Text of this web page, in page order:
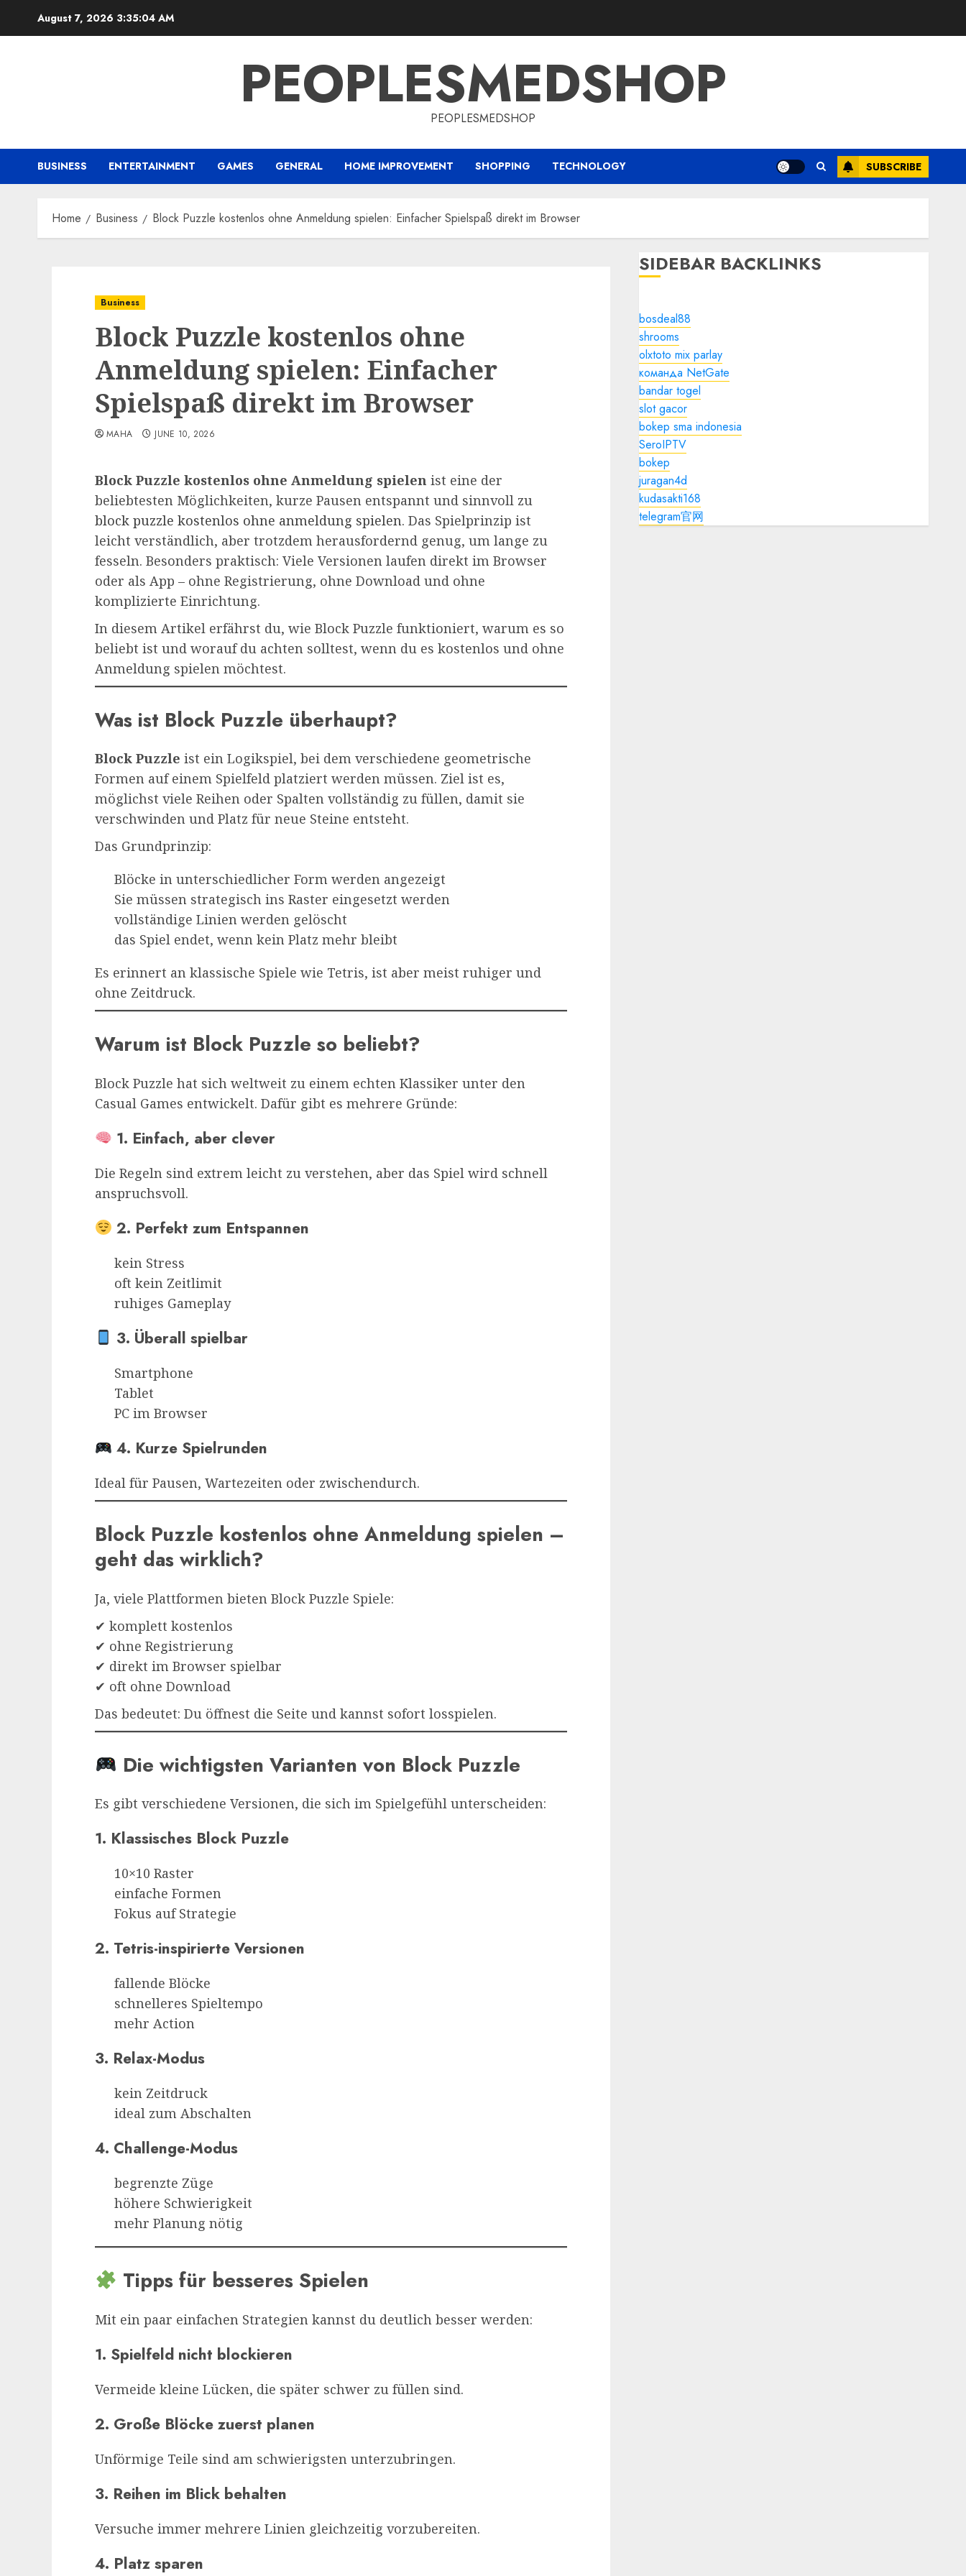
August 7, 2026 3:35:04 AM
PEOPLESMEDSHOP
PEOPLESMEDSHOP
BUSINESS ENTERTAINMENT GAMES GENERAL HOME IMPROVEMENT SHOPPING TECHNOLOGY SUBSCRIBE
Home Business Block Puzzle kostenlos ohne Anmeldung spielen: Einfacher Spielspaß direkt im Browser
Business
Block Puzzle kostenlos ohne
Anmeldung spielen: Einfacher
Spielspaß direkt im Browser
MAHA JUNE 10, 2026
Block Puzzle kostenlos ohne Anmeldung spielen ist eine der
beliebtesten Möglichkeiten, kurze Pausen entspannt und sinnvoll zu
block puzzle kostenlos ohne anmeldung spielen. Das Spielprinzip ist
leicht verständlich, aber trotzdem herausfordernd genug, um lange zu
fesseln. Besonders praktisch: Viele Versionen laufen direkt im Browser
oder als App – ohne Registrierung, ohne Download und ohne
komplizierte Einrichtung.
In diesem Artikel erfährst du, wie Block Puzzle funktioniert, warum es so
beliebt ist und worauf du achten solltest, wenn du es kostenlos und ohne
Anmeldung spielen möchtest.
Was ist Block Puzzle überhaupt?
Block Puzzle ist ein Logikspiel, bei dem verschiedene geometrische
Formen auf einem Spielfeld platziert werden müssen. Ziel ist es,
möglichst viele Reihen oder Spalten vollständig zu füllen, damit sie
verschwinden und Platz für neue Steine entsteht.
Das Grundprinzip:
Blöcke in unterschiedlicher Form werden angezeigt
Sie müssen strategisch ins Raster eingesetzt werden
vollständige Linien werden gelöscht
das Spiel endet, wenn kein Platz mehr bleibt
Es erinnert an klassische Spiele wie Tetris, ist aber meist ruhiger und
ohne Zeitdruck.
Warum ist Block Puzzle so beliebt?
Block Puzzle hat sich weltweit zu einem echten Klassiker unter den
Casual Games entwickelt. Dafür gibt es mehrere Gründe:
1. Einfach, aber clever
Die Regeln sind extrem leicht zu verstehen, aber das Spiel wird schnell
anspruchsvoll.
2. Perfekt zum Entspannen
kein Stress
oft kein Zeitlimit
ruhiges Gameplay
3. Überall spielbar
Smartphone
Tablet
PC im Browser
4. Kurze Spielrunden
Ideal für Pausen, Wartezeiten oder zwischendurch.
Block Puzzle kostenlos ohne Anmeldung spielen –
geht das wirklich?
Ja, viele Plattformen bieten Block Puzzle Spiele:
✔ komplett kostenlos
✔ ohne Registrierung
✔ direkt im Browser spielbar
✔ oft ohne Download
Das bedeutet: Du öffnest die Seite und kannst sofort losspielen.
Die wichtigsten Varianten von Block Puzzle
Es gibt verschiedene Versionen, die sich im Spielgefühl unterscheiden:
1. Klassisches Block Puzzle
10×10 Raster
einfache Formen
Fokus auf Strategie
2. Tetris-inspirierte Versionen
fallende Blöcke
schnelleres Spieltempo
mehr Action
3. Relax-Modus
kein Zeitdruck
ideal zum Abschalten
4. Challenge-Modus
begrenzte Züge
höhere Schwierigkeit
mehr Planung nötig
Tipps für besseres Spielen
Mit ein paar einfachen Strategien kannst du deutlich besser werden:
1. Spielfeld nicht blockieren
Vermeide kleine Lücken, die später schwer zu füllen sind.
2. Große Blöcke zuerst planen
Unförmige Teile sind am schwierigsten unterzubringen.
3. Reihen im Blick behalten
Versuche immer mehrere Linien gleichzeitig vorzubereiten.
4. Platz sparen
SIDEBAR BACKLINKS
bosdeal88
shrooms
olxtoto mix parlay
команда NetGate
bandar togel
slot gacor
bokep sma indonesia
SeroIPTV
bokep
juragan4d
kudasakti168
telegram官网